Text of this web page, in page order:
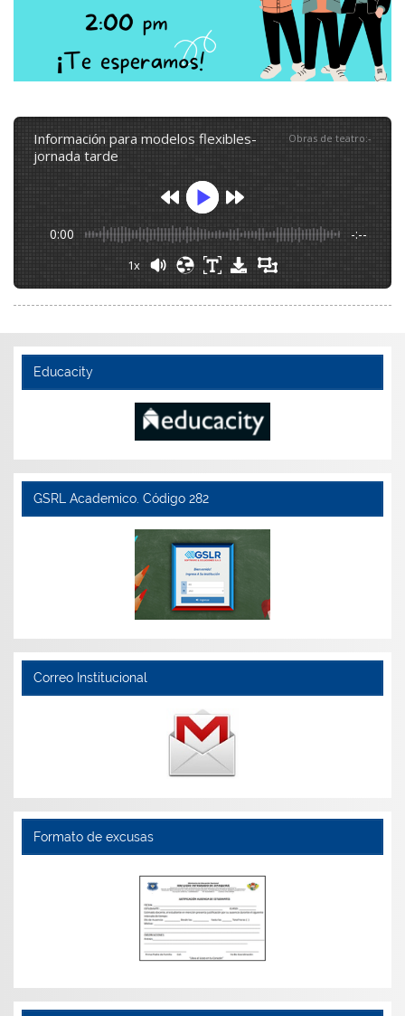
información para modelos flexibles-
jornada tarde
Obras de teatro:-
0:00 -:--
1x
Educacity
GSRL Academico. Código 282
Correo Institucional
Formato de excusas